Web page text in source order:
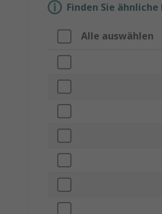
Finden Sie
Alle auswählen